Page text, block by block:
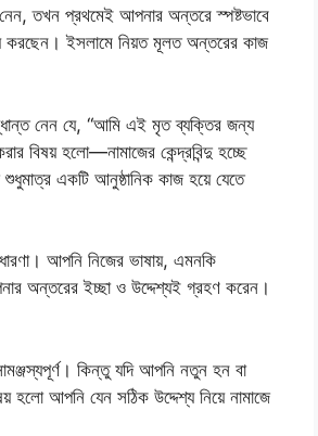
তখন প্রথমেই আপনার অন্তরে স্পষ্টভাবে
করছেন। ইসলামে নিয়ত মূলত অন্তরের কাজ
নেন যে, “আমি এই মৃত ব্যক্তির জন্য
বিষয় হলো—নামাজের কেন্দ্রবিন্দু হচ্ছে
একটি আনুষ্ঠানিক কাজ হয়ে যেতে
আপনি নিজের ভাষায়, এমনকি
অন্তরের ইচ্ছা ও উদ্দেশ্যই গ্রহণ করেন।
কিন্তু যদি আপনি নতুন হন বা
আপনি যেন সঠিক উদ্দেশ্য নিয়ে নামাজে